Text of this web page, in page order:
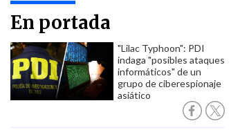
En portada
"Lilac Typhoon": PDI
indaga "posibles ataques
informáticos" de un
grupo de ciberespionaje
asiático